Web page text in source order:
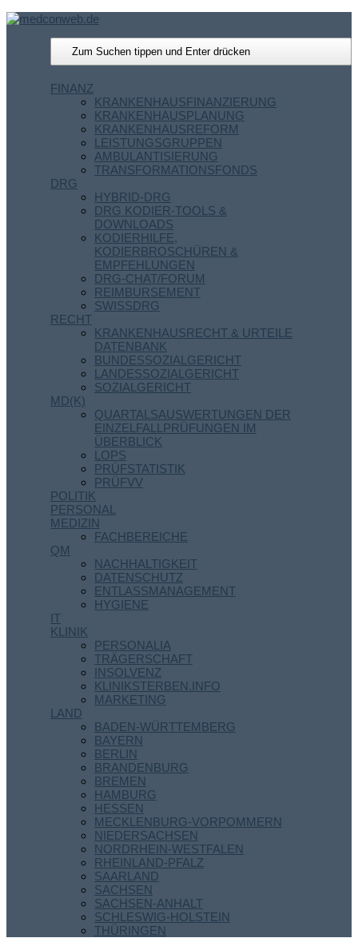
FINANZ
KRANKENHAUSFINANZIERUNG
KRANKENHAUSPLANUNG
KRANKENHAUSREFORM
LEISTUNGSGRUPPEN
AMBULANTISIERUNG
TRANSFORMATIONSFONDS
DRG
HYBRID-DRG
DRG KODIER-TOOLS &
DOWNLOADS
KODIERHILFE,
KODIERBROSCHÜREN &
EMPFEHLUNGEN
DRG-CHAT/FORUM
REIMBURSEMENT
SWISSDRG
RECHT
KRANKENHAUSRECHT & URTEILE
DATENBANK
BUNDESSOZIALGERICHT
LANDESSOZIALGERICHT
SOZIALGERICHT
MD(K)
QUARTALSAUSWERTUNGEN DER
EINZELFALLPRÜFUNGEN IM
ÜBERBLICK
LOPS
PRÜFSTATISTIK
PRÜFVV
POLITIK
PERSONAL
MEDIZIN
FACHBEREICHE
QM
NACHHALTIGKEIT
DATENSCHUTZ
ENTLASSMANAGEMENT
HYGIENE
IT
KLINIK
PERSONALIA
TRÄGERSCHAFT
INSOLVENZ
KLINIKSTERBEN.INFO
MARKETING
LAND
BADEN-WÜRTTEMBERG
BAYERN
BERLIN
BRANDENBURG
BREMEN
HAMBURG
HESSEN
MECKLENBURG-VORPOMMERN
NIEDERSACHSEN
NORDRHEIN-WESTFALEN
RHEINLAND-PFALZ
SAARLAND
SACHSEN
SACHSEN-ANHALT
SCHLESWIG-HOLSTEIN
THÜRINGEN